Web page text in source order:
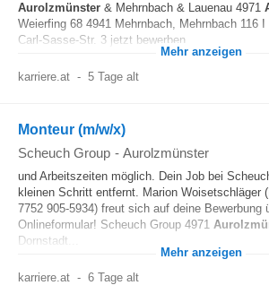
Aurolzmünster & Mehrnbach & Lauenau 4971
Weierfing 68 4941 Mehrnbach, Mehrnbach 116 I
Carl-Sasse-Str. 3 jetzt bewerben...
Mehr anzeigen
karriere.at - 5 Tage alt
Monteur (m/w/x)
Scheuch Group - Aurolzmünster
und Arbeitszeiten möglich. Dein Job bei
kleinen Schritt entfernt. Marion Woisetschläger
7752 905-5934) freut sich auf deine Bewerbung
Onlineformular! Scheuch Group 4971
Dornstadt...
Mehr anzeigen
karriere.at - 6 Tage alt